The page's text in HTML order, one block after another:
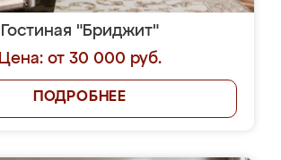
Гостиная "Бриджит"
Цена: от 30 000 руб.
ПОДРОБНЕЕ